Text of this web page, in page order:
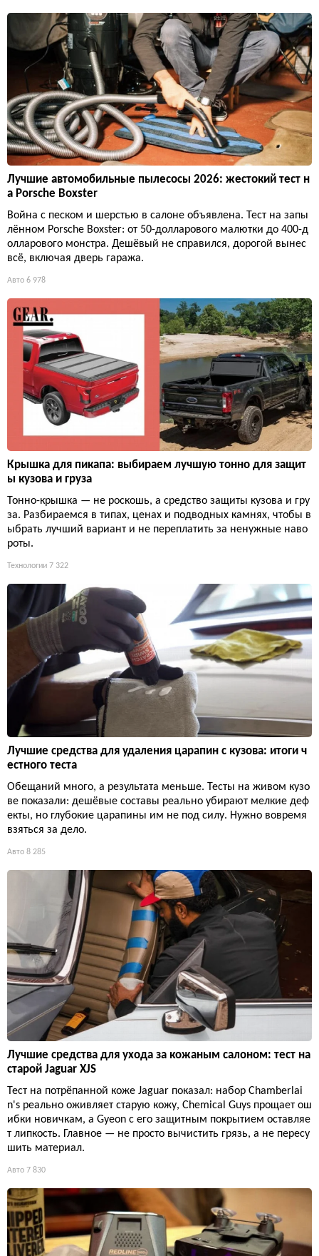
Лучшие автомобильные пылесосы 2026: жестокий тест н
а Porsche Boxster
Война с песком и шерстью в салоне объявлена. Тест на запы
лённом Porsche Boxster: от 50-долларового малютки до 400-д
олларового монстра. Дешёвый не справился, дорогой вынес
всё, включая дверь гаража.
Авто 6 978
Крышка для пикапа: выбираем лучшую тонно для защит
ы кузова и груза
Тонно-крышка — не роскошь, а средство защиты кузова и гру
за. Разбираемся в типах, ценах и подводных камнях, чтобы в
ыбрать лучший вариант и не переплатить за ненужные наво
роты.
Технологии 7 322
Лучшие средства для удаления царапин с кузова: итоги ч
естного теста
Обещаний много, а результата меньше. Тесты на живом кузо
ве показали: дешёвые составы реально убирают мелкие деф
екты, но глубокие царапины им не под силу. Нужно вовремя
взяться за дело.
Авто 8 285
Лучшие средства для ухода за кожаным салоном: тест на
старой Jaguar XJS
Тест на потрёпанной коже Jaguar показал: набор Chamberlai
n's реально оживляет старую кожу, Chemical Guys прощает ош
ибки новичкам, а Gyeon с его защитным покрытием оставляе
т липкость. Главное — не просто вычистить грязь, а не пересу
шить материал.
Авто 7 830